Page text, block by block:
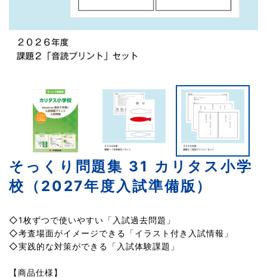
そっくり問題集 31 カリタス小学
校（2027年度入試準備版）
◇1枚ずつで使いやすい「入試過去問題」
◇考査場面がイメージできる「イラスト付き入試情報」
◇実践的な対策ができる「入試体験課題」
【商品仕様】